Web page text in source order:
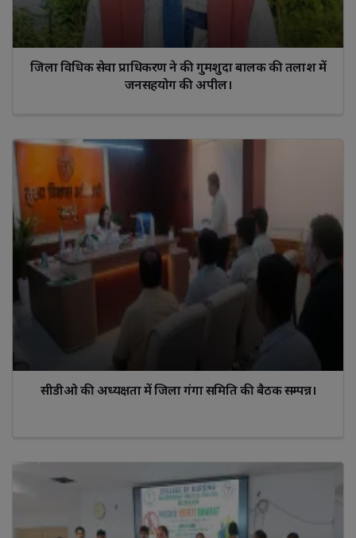
जिला विधिक सेवा प्राधिकरण ने की गुमशुदा बालक की तलाश में
जनसहयोग की अपील।
सीडीओ की अध्यक्षता में जिला गंगा समिति की बैठक सम्पन्न।